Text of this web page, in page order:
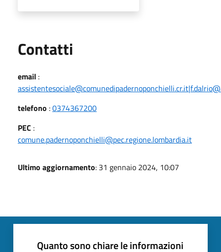
Contatti
email :
telefono :0374367200
PEC :
comune.padernoponchielli@pec.regione.lombardia.it
Ultimo aggiornamento: 31 gennaio 2024, 10:07
Quanto sono chiare le informazioni